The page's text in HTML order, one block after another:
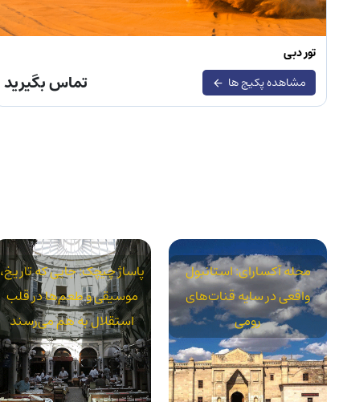
تور دبی
مشاهده پکیج ها
تماس بگیرید
محله آکسارای: استانبول
واقعی در سایه قنات‌های
رومی
پاساژ چیچک: جایی که تاریخ،
موسیقی و طعم‌ها در قلب
استقلال به هم می‌رسند